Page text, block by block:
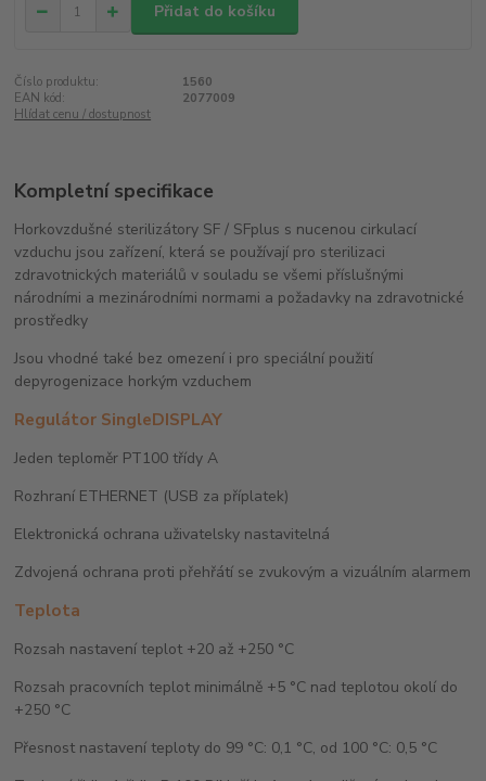
Přidat do košíku
Číslo produktu:
1560
EAN kód:
2077009
Hlídat cenu / dostupnost
Kompletní specifikace
Horkovzdušné sterilizátory SF / SFplus s nucenou cirkulací
vzduchu jsou zařízení, která se používají pro sterilizaci
zdravotnických materiálů v souladu se všemi příslušnými
národními a mezinárodními normami a požadavky na zdravotnické
prostředky
Jsou vhodné také bez omezení i pro speciální použití
depyrogenizace horkým vzduchem
Regulátor SingleDISPLAY
Jeden teploměr PT100 třídy A
Rozhraní ETHERNET (USB za příplatek)
Elektronická ochrana uživatelsky nastavitelná
Zdvojená ochrana proti přehřátí se zvukovým a vizuálním alarmem
Teplota
Rozsah nastavení teplot +20 až +250 °C
Rozsah pracovních teplot minimálně +5 °C nad teplotou okolí do
+250 °C
Přesnost nastavení teploty do 99 °C: 0,1 °C, od 100 °C: 0,5 °C